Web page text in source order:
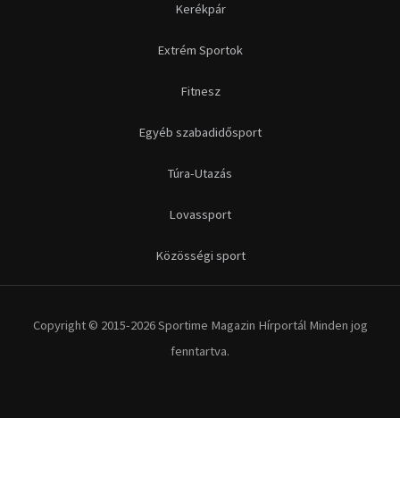
Kerékpár
Extrém Sportok
Fitnesz
Egyéb szabadidősport
Túra-Utazás
Lovassport
Közösségi sport
Copyright © 2015-2026 Sportime Magazin Hírportál Minden jog
fenntartva.